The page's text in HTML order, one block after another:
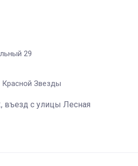
29
Красной Звезды
въезд с улицы Лесная